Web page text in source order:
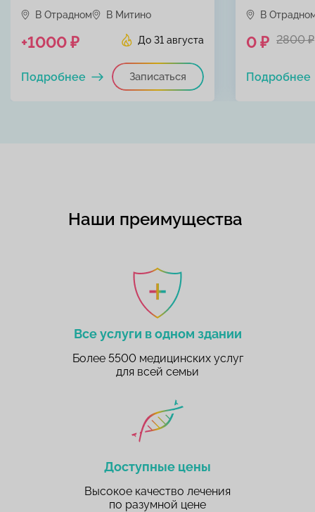
В Отрадном В Митино
До 31 августа
+1000 ₽
Записаться
Подробнее
В
0 ₽ 2800 ₽
Подробнее
Наши преимущества
Все услуги в одном здании
Более 5500 медицинских услуг
для всей семьи
Доступные цены
Высокое качество лечения
по разумной цене